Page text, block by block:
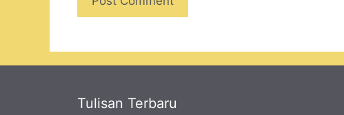
Tulisan Terbaru